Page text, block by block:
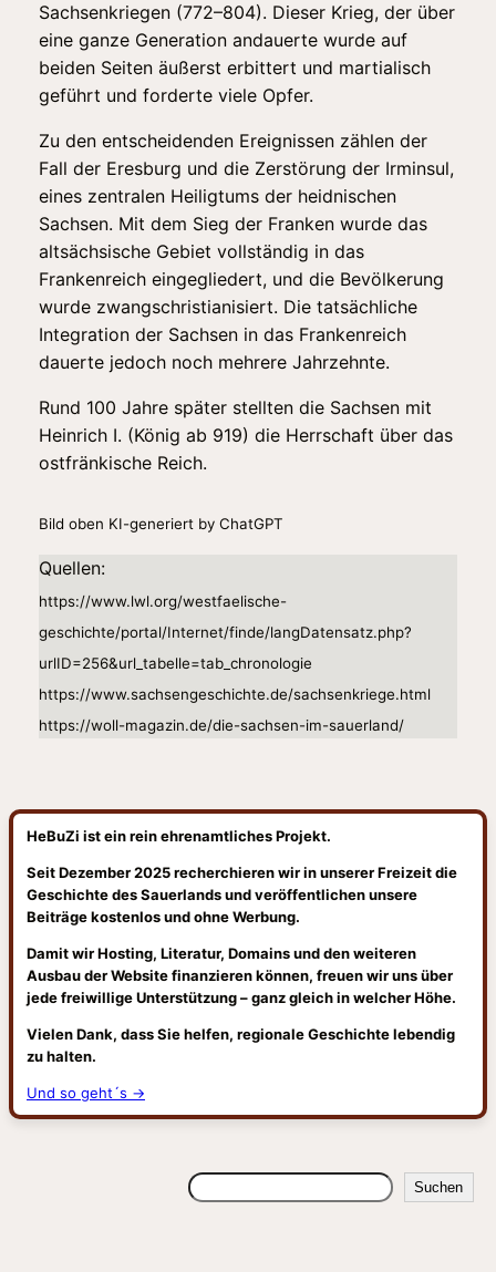
Sachsenkriegen (772–804). Dieser Krieg, der über
eine ganze Generation andauerte wurde auf
beiden Seiten äußerst erbittert und martialisch
geführt und forderte viele Opfer.
Zu den entscheidenden Ereignissen zählen der
Fall der Eresburg und die Zerstörung der Irminsul,
eines zentralen Heiligtums der heidnischen
Sachsen. Mit dem Sieg der Franken wurde das
altsächsische Gebiet vollständig in das
Frankenreich eingegliedert, und die Bevölkerung
wurde zwangschristianisiert. Die tatsächliche
Integration der Sachsen in das Frankenreich
dauerte jedoch noch mehrere Jahrzehnte.
Rund 100 Jahre später stellten die Sachsen mit
Heinrich I. (König ab 919) die Herrschaft über das
ostfränkische Reich.
Bild oben KI-generiert by ChatGPT
Quellen:
https://www.lwl.org/westfaelische-
geschichte/portal/Internet/finde/langDatensatz.php?
urlID=256&url_tabelle=tab_chronologie
https://www.sachsengeschichte.de/sachsenkriege.html
https://woll-magazin.de/die-sachsen-im-sauerland/
HeBuZi ist ein rein ehrenamtliches Projekt.
Seit Dezember 2025 recherchieren wir in unserer Freizeit die
Geschichte des Sauerlands und veröffentlichen unsere
Beiträge kostenlos und ohne Werbung.
Damit wir Hosting, Literatur, Domains und den weiteren
Ausbau der Website finanzieren können, freuen wir uns über
jede freiwillige Unterstützung – ganz gleich in welcher Höhe.
Vielen Dank, dass Sie helfen, regionale Geschichte lebendig
zu halten.
Und so geht´s →
Suchen